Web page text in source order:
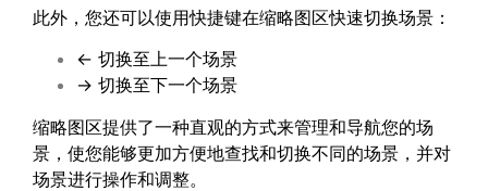
此外，您还可以使用快捷键在缩略图区快速切换场景：
← 切换至上一个场景
→ 切换至下一个场景
缩略图区提供了一种直观的方式来管理和导航您的场
景，使您能够更加方便地查找和切换不同的场景，并对
场景进行操作和调整。